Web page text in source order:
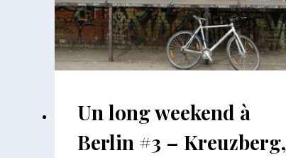
ALLEMAGNE
|
EUROPE
Un long weekend à
Berlin #3 – Kreuzberg,